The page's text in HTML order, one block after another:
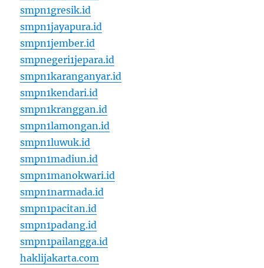
smpn1gresik.id
smpn1jayapura.id
smpn1jember.id
smpnegeri1jepara.id
smpn1karanganyar.id
smpn1kendari.id
smpn1kranggan.id
smpn1lamongan.id
smpn1luwuk.id
smpn1madiun.id
smpn1manokwari.id
smpn1narmada.id
smpn1pacitan.id
smpn1padang.id
smpn1pailangga.id
haklijakarta.com